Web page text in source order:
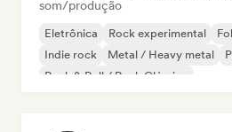
som/produção
Eletrônica Rock experimental
Indie rock
Metal / Heavy metal
Rock & Roll / Rock Clássico